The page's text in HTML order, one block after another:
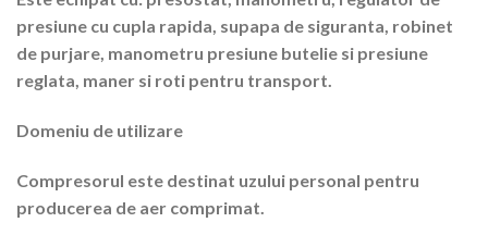
presiune cu cupla rapida, supapa de siguranta, robinet
de purjare, manometru presiune butelie si presiune
reglata, maner si roti pentru transport.
Domeniu de utilizare
Compresorul este destinat uzului personal pentru
producerea de aer comprimat.